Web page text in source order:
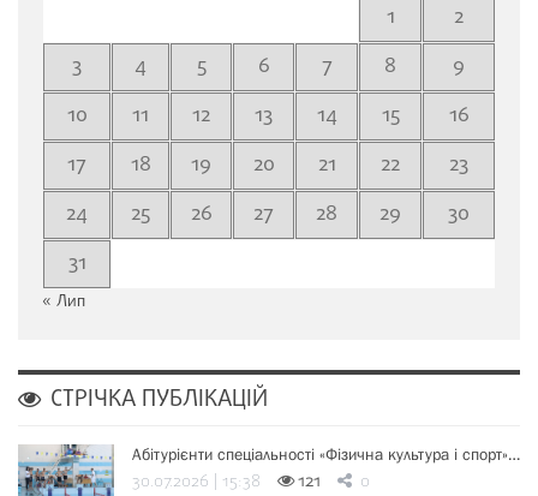
1
2
3
4 5 6 7 8
9
10
11 12 13 14 15
16
17
18 19 20 21 22
23
24
25 26 27 28 29
30
31
« Лип
СТРІЧКА ПУБЛІКАЦІЙ
Абітурієнти спеціальності «Фізична культура і спорт»…
30.07.2026 | 15:38 121 0